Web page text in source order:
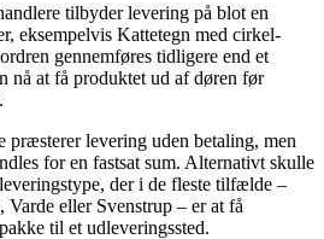
tilbyder levering på blot en
eksempelvis Kattetegn med cirkel-
gennemføres tidligere end et
nå at få produktet ud af døren før
præsterer levering uden betaling, men
for en fastsat sum. Alternativt skulle
der i de fleste tilfælde –
Varde eller Svenstrup – er at få
til et udleveringssted.